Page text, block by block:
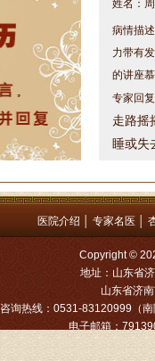
病情描
力带有
的讲座
专家回
走路摇
睡或失
问题都
是：
姓名：
病情描
专家回
姓名：
病情描
医院介绍 专家名医
Copyright ©
地址：山东省
山东省济南
咨询热线：0531-83120999（
电子邮箱：